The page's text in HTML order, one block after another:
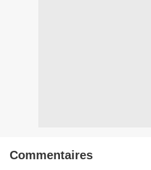
Commentaires